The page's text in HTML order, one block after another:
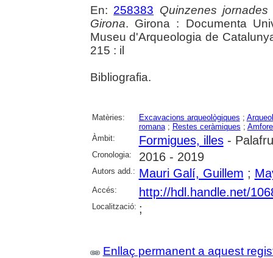
En: 258383 Quinzenes
Girona. Girona : Documenta
Museu d'Arqueologia de
215 : il
Bibliografia.
Matèries: Excavacions arqueològiques ;
romana; Restes ceràmiques ;
Àmbit:
Formigues, illes-
Cronologia: 2016 - 2019
Autors add.: Mauri Galí, Guillem ;
Accés: http://hdl.handle.net/
Localització: ;
Enllaç permanent a aquest